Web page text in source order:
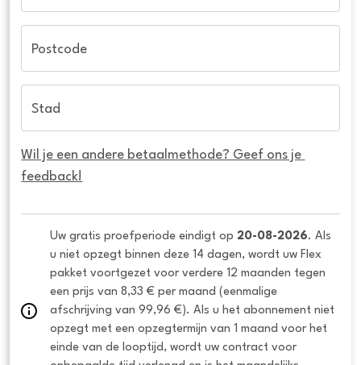
Postcode
Stad
Wil je een andere betaalmethode? Geef ons je
feedback!
Uw gratis proefperiode eindigt op 20-08-2026. Als
u niet opzegt binnen deze 14 dagen, wordt uw Flex
pakket voortgezet voor verdere 12 maanden tegen
een prijs van 8,33 € per maand (eenmalige
afschrijving van 99,96 €). Als u het abonnement niet
opzegt met een opzegtermijn van 1 maand voor het
einde van de looptijd, wordt uw contract voor